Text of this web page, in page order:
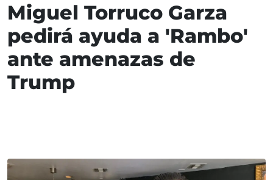
Miguel Torruco Garza
pedirá ayuda a 'Rambo'
ante amenazas de
Trump